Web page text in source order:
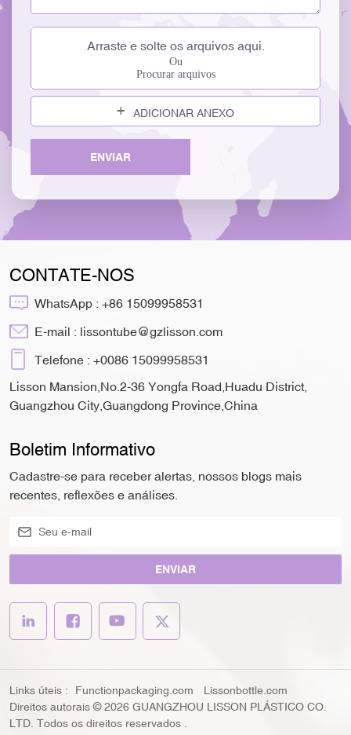
Arraste e solte os arquivos aqui.
Ou
Procurar arquivos
ADICIONAR ANEXO
ENVIAR
CONTATE-NOS
WhatsApp : +86 15099958531
E-mail : lissontube@gzlisson.com
Telefone : +0086 15099958531
Lisson Mansion,No.2-36 Yongfa Road,Huadu District,
Guangzhou City,Guangdong Province,China
Boletim Informativo
Cadastre-se para receber alertas, nossos blogs mais
recentes, reflexões e análises.
ENVIAR
Links úteis : Functionpackaging.com
Lissonbottle.com
Direitos autorais © 2026 GUANGZHOU LISSON PLÁSTICO CO.
LTD. Todos os direitos reservados .